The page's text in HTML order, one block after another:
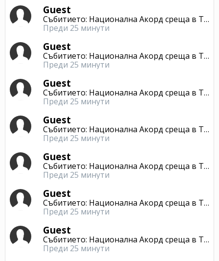
Guest
Събитието: Национална Акорд среща в Търново
Преди 25 минути
Guest
Събитието: Национална Акорд среща в Търново
Преди 25 минути
Guest
Събитието: Национална Акорд среща в Търново
Преди 25 минути
Guest
Събитието: Национална Акорд среща в Търново
Преди 25 минути
Guest
Събитието: Национална Акорд среща в Търново
Преди 25 минути
Guest
Събитието: Национална Акорд среща в Търново
Преди 25 минути
Guest
Събитието: Национална Акорд среща в Търново
Преди 25 минути